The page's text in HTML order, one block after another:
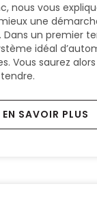
nous vous
une
un premier
idéal
Vous saurez
EN SAVOIR PLUS